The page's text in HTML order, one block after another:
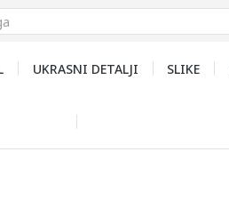
UKRASNI DETALJI SLIKE